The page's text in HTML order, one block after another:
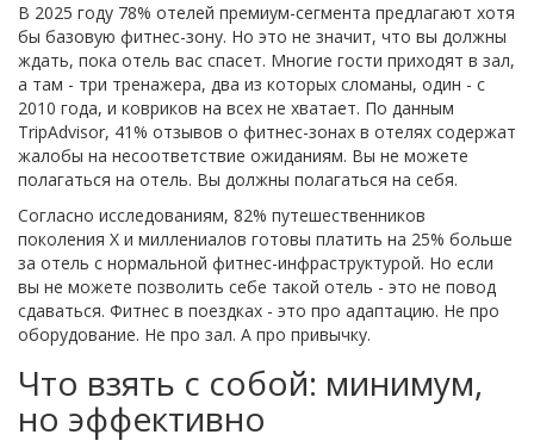
В 2025 году 78% отелей премиум-сегмента предлагают хотя
бы базовую фитнес-зону. Но это не значит, что вы должны
ждать, пока отель вас спасет. Многие гости приходят в зал,
а там - три тренажера, два из которых сломаны, один - с
2010 года, и ковриков на всех не хватает. По данным
TripAdvisor, 41% отзывов о фитнес-зонах в отелях содержат
жалобы на несоответствие ожиданиям. Вы не можете
полагаться на отель. Вы должны полагаться на себя.
Согласно исследованиям, 82% путешественников
поколения X и миллениалов готовы платить на 25% больше
за отель с нормальной фитнес-инфраструктурой. Но если
вы не можете позволить себе такой отель - это не повод
сдаваться. Фитнес в поездках - это про адаптацию. Не про
оборудование. Не про зал. А про привычку.
Что взять с собой: минимум,
но эффективно